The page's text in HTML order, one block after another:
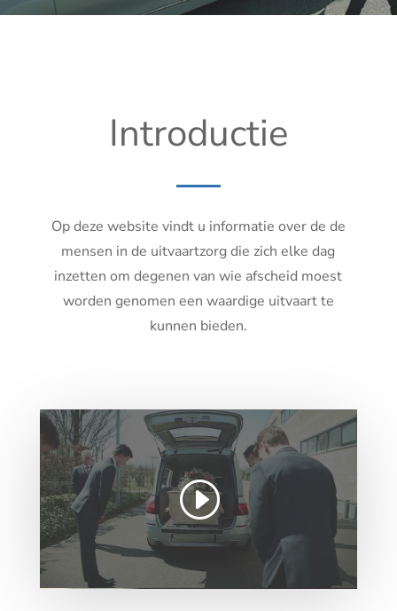
Introductie
Op deze website vindt u informatie over de de
mensen in de uitvaartzorg die zich elke dag
inzetten om degenen van wie afscheid moest
worden genomen een waardige uitvaart te
kunnen bieden.